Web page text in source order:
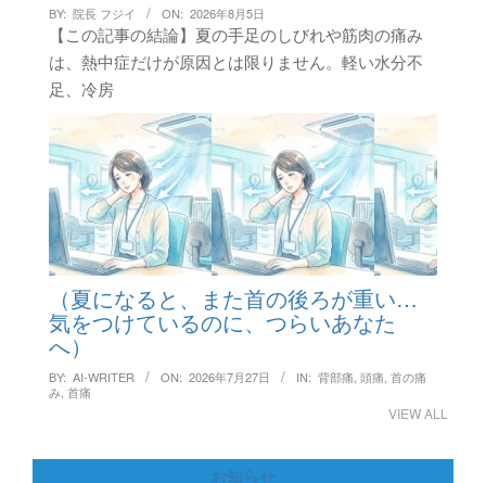
BY: 院長 フジイ ON: 2026年8月5日
【この記事の結論】夏の手足のしびれや筋肉の痛み
は、熱中症だけが原因とは限りません。軽い水分不
足、冷房
（夏になると、また首の後ろが重い…
気をつけているのに、つらいあなた
へ）
BY: AI-WRITER ON: 2026年7月27日 IN: 背部痛, 頭痛, 首の痛
み, 首痛
VIEW ALL
お知らせ